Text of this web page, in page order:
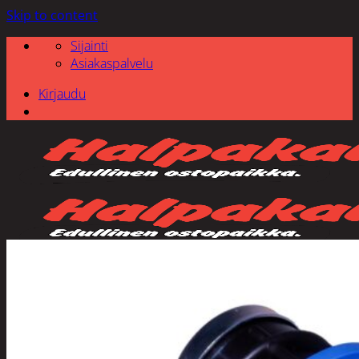
Skip to content
Sijainti
Asiakaspalvelu
Kirjaudu